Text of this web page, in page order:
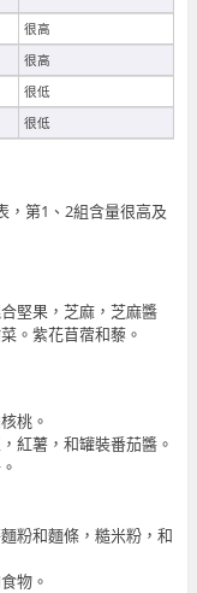
很高
很高
很低
很低
，第1、2組含量很高及
堅果，芝麻，芝麻醬
。紫花苜蓿和藜。
桃。
紅薯，和罐裝番茄醬。
粉和麵條，糙米粉，和
物。